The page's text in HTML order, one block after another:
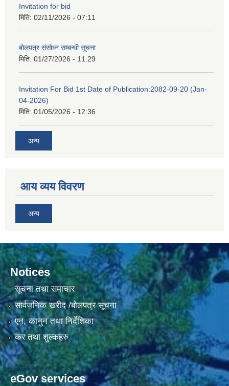
Invitation for bid
मिति: 02/11/2026 - 07:11
बोलपत्र संसोध्न सम्बन्धी सूचना
मिति: 01/27/2026 - 11:29
Invitation For Bid 1st Date of Publication:2082-09-20 (Jan-
04-2026)
मिति: 01/05/2026 - 12:36
अन्य
आय व्यय विवरण
अन्य
Notices
सूचना तथा समाचार
सार्वजनिक खरीद /बोलपत्र सूचना
एन, कानुन तथा निर्देशिका
कर तथा शुल्कहरु
eGov services